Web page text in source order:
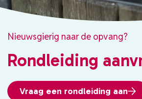
Nieuwsgierig naar de opvang?
Rondleiding
Vraag een rondleiding aan